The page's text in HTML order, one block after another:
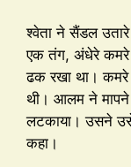
श्वेता ने सैंडल
एक तंग, अंधेरे कमरे
ढक रखा था। कमरे
थी। आलम ने मापने
लटकाया। उसने
कहा।